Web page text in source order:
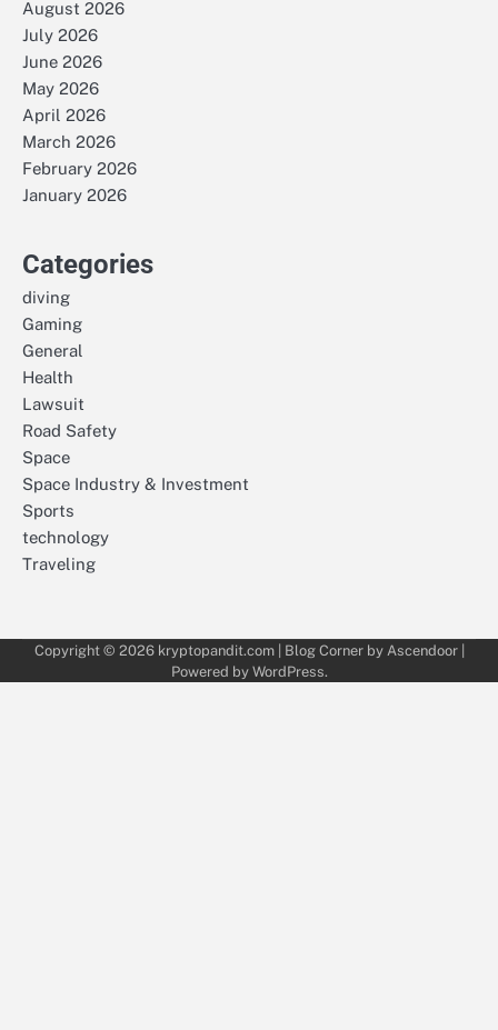
August 2026
July 2026
June 2026
May 2026
April 2026
March 2026
February 2026
January 2026
Categories
diving
Gaming
General
Health
Lawsuit
Road Safety
Space
Space Industry & Investment
Sports
technology
Traveling
Copyright © 2026 kryptopandit.com| Blog Corner by Ascendoor|
Powered by WordPress.